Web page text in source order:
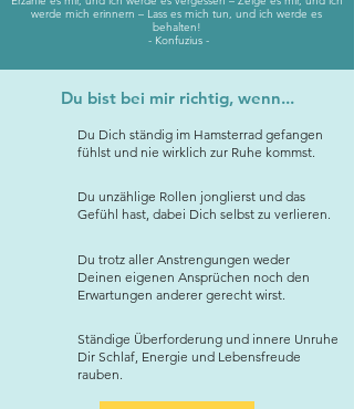
werde mich erinnern – Lass es mich tun, und ich werde es
behalten!
- Konfuzius -
Du bist bei mir richtig, wenn...
Du Dich ständig im Hamsterrad gefangen
fühlst und nie wirklich zur Ruhe kommst.
Du unzählige Rollen jonglierst und das
Gefühl hast, dabei Dich selbst zu verlieren.
Du trotz aller Anstrengungen weder
Deinen eigenen Ansprüchen noch den
Erwartungen anderer gerecht wirst.
Ständige Überforderung und innere Unruhe
Dir Schlaf, Energie und Lebensfreude
rauben.